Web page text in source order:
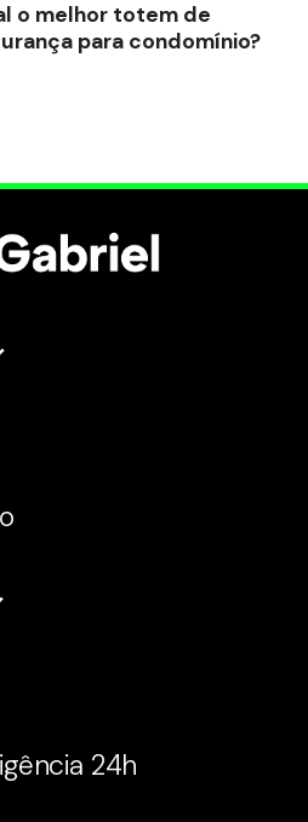
o melhor totem de
para condomínio?
24h